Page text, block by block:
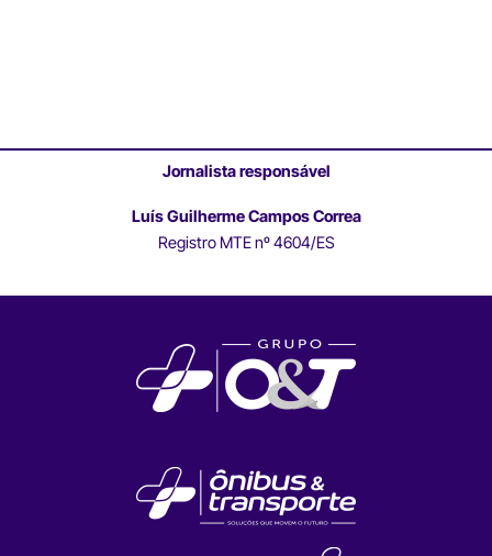
Jornalista responsável
Luís Guilherme Campos Correa
Registro MTE nº 4604/ES